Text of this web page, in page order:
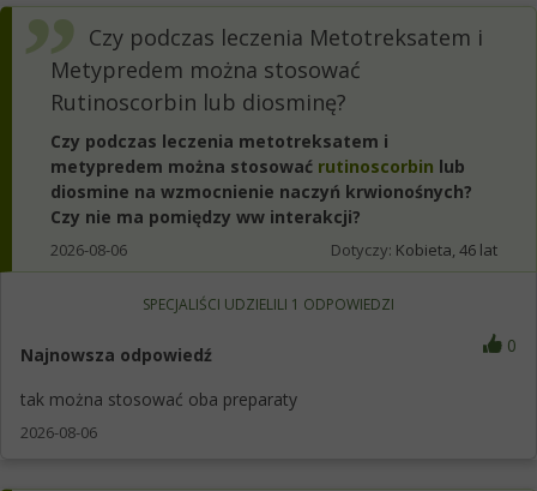
Czy podczas leczenia Metotreksatem i
Metypredem można stosować
Rutinoscorbin lub diosminę?
Czy podczas leczenia metotreksatem i
metypredem można stosować rutinoscorbin lub
diosmine na wzmocnienie naczyń krwionośnych?
Czy nie ma pomiędzy ww interakcji?
2026-08-06 Dotyczy: Kobieta, 46 lat
SPECJALIŚCI UDZIELILI 1 ODPOWIEDZI
Najnowsza odpowiedź 0
tak można stosować oba preparaty
2026-08-06